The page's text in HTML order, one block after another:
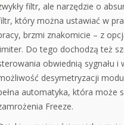
filtr, ale narzędzie o
który można ustawiać w
brzmi znakomicie – z
Do tego dochodzą też
obwiednią sygnału i
desymetryzacji
automatyka, która może
Freeze.